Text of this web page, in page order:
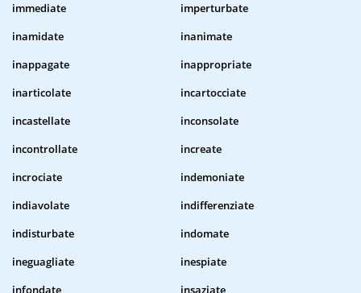
immediate
imperturbate
inamidate
inanimate
inappagate
inappropriate
inarticolate
incartocciate
incastellate
inconsolate
incontrollate
increate
incrociate
indemoniate
indiavolate
indifferenziate
indisturbate
indomate
ineguagliate
inespiate
infondate
insaziate